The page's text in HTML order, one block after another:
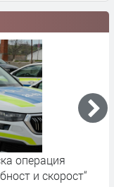
в ареста